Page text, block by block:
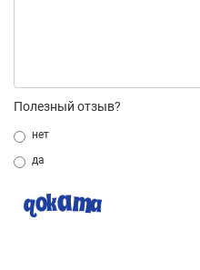
Полезный отзыв?
нет
да